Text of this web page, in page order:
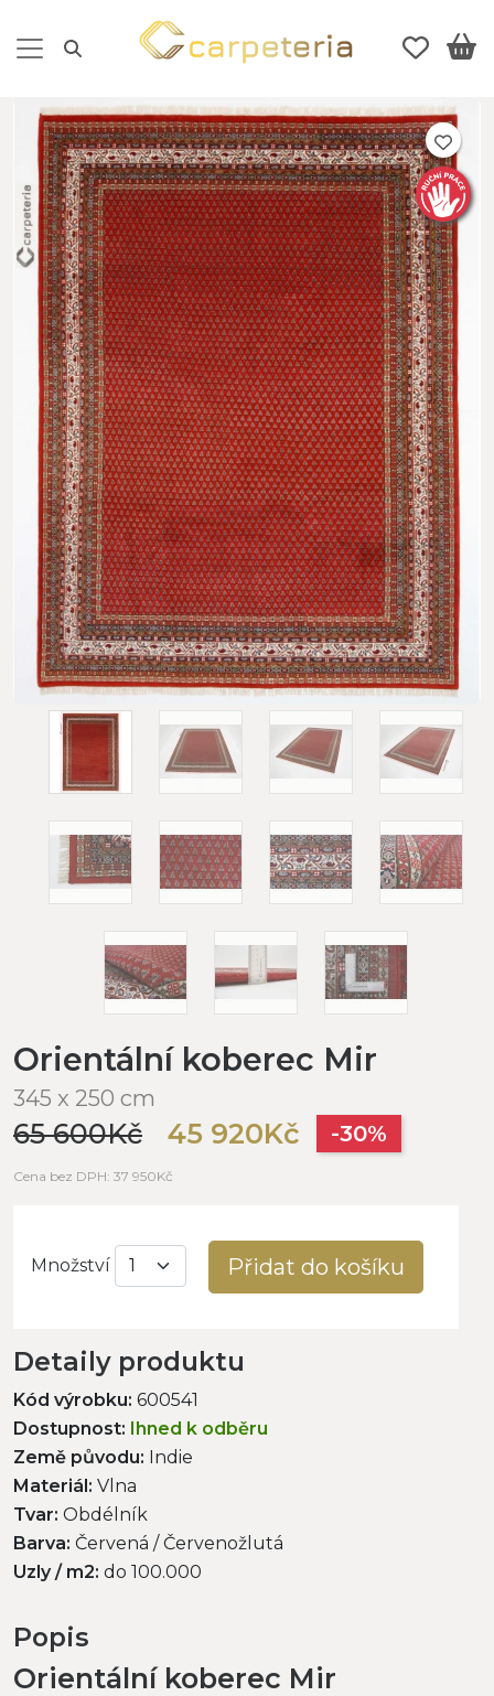
Orientální koberec Mir
345 x 250 cm
65 600Kč 45 920Kč -30%
Cena bez DPH: 37 950Kč
Množství Přidat do košíku
Detaily produktu
Kód výrobku: 600541
Dostupnost: Ihned k odběru
Země původu: Indie
Materiál: Vlna
Tvar: Obdélník
Barva: Červená / Červenožlutá
Uzly / m2: do 100.000
Popis
Orientální koberec Mir